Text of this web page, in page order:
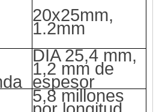
20x25mm,
1.2mm
DIA 25,4 mm,
1,2 mm de
espesor
5,8 millones